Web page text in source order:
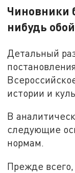
Чиновники
нибудь
Детальный
истории и
В
следующие
нормам.
Прежде